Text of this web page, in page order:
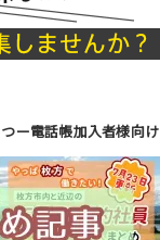
ー電話帳加入者様向け